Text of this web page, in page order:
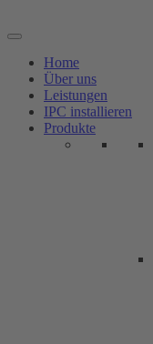
Inhalt
Home
Über uns
Leistungen
IPC installieren
Produkte